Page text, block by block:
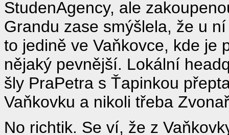
StudenAgency, ale
Grandu zase smýšlela, že u
to jedině ve Vaňkovce, kde je
nějaký pevnější. Lokální
šly PraPetra s Ťapinkou
Vaňkovku a nikoli třeba
No richtik. Se ví, že z